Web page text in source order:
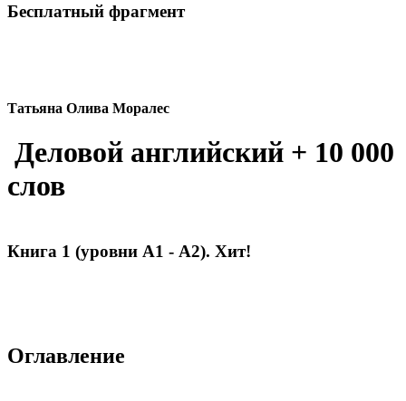
Бесплатный фрагмент
Татьяна Олива Моралес
Деловой английский + 10 000
слов
Книга 1 (уровни А1 - А2). Хит!
Оглавление